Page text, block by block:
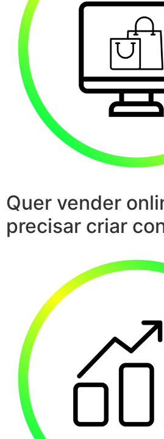
Quer vender
precisar criar